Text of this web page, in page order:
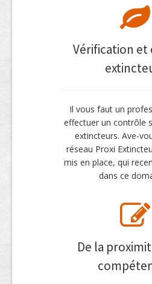
Vérification
Il vous faut un
effectuer un contrôle
extincteurs. Ave-
réseau Proxi
mis en place, qui
dans ce
De la